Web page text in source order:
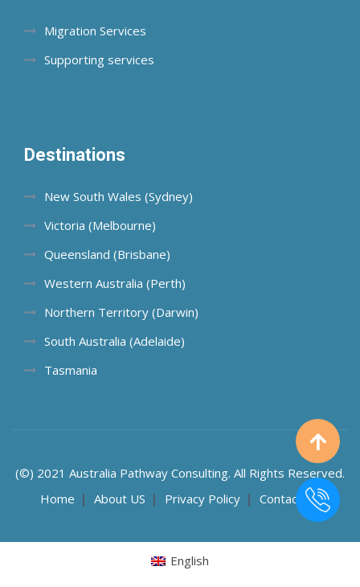
Migration Services
Supporting services
Destinations
New South Wales (Sydney)
Victoria (Melbourne)
Queensland (Brisbane)
Western Australia (Perth)
Northern Territory (Darwin)
South Australia (Adelaide)
Tasmania
(©) 2021 Australia Pathway Consulting. All Rights Reserved.
Home
About US Privacy Policy Contact US
English